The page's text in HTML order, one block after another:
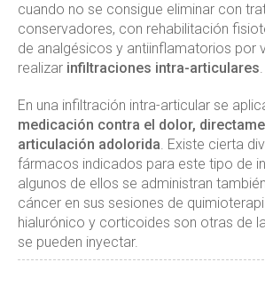
cuando no se consigue eliminar con
conservadores, con rehabilitación
de analgésicos y antiinflamatorios por
realizar infiltraciones intra-articulares.
En una infiltración intra-articular se
medicación contra el dolor,
articulación adolorida. Existe cierta
fármacos indicados para este tipo de
algunos de ellos se administran
cáncer en sus sesiones de
hialurónico y corticoides son otras de
se pueden inyectar.